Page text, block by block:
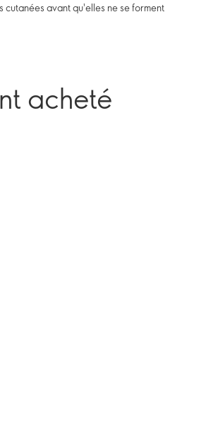
avant qu'elles ne se forment
acheté